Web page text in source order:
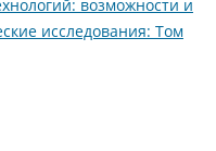
возможности и
исследования: Том